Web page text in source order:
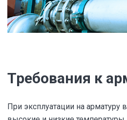
Требования к
При эксплуатации на арматуру